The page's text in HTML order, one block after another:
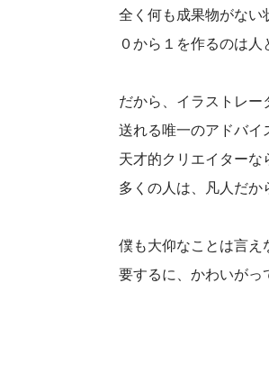
全く何も成果物がない
０から１を作るのは人
だから、イラストレー
送れる唯一のアドバイ
天才的クリエイターな
多くの人は、凡人だか
僕も大仰なことは言え
要するに、かわいがっ